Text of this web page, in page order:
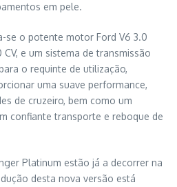
em pele.
se o potente motor Ford V6 3.0
e um sistema de transmissão
o requinte de utilização,
uma suave performance,
de cruzeiro, bem como um
confiante transporte e reboque de
Platinum estão já a decorrer na
desta nova versão está